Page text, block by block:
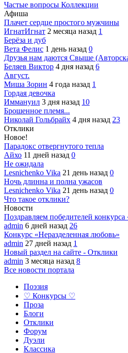
Частые вопросы Коллекции
Афиша
Плачет сердце простого мужчины
ИгнатИгнат 2 месяца назад 1
Берёза и дуб
Вета Фелис 1 день назад 0
Друзья нам даются Свыше
Беляев Виктор 4 дня назад 6
Август.
Миша Зорин 4 года назад 1
Гордая девочка
Иммануил 3 дня назад 10
Брошенное племя...
Николай Гольбрайх 4 дня назад 23
Отклики
Новое!
Парадокс отвергнутого тепла
Айхо 11 дней назад 0
Не ожидала
Lesnichenko Vika 21 день назад 0
Ночь длинна и полна ужасов
Lesnichenko Vika 21 день назад 0
Что такое отклики?
Новости
Поздравляем победителей
admin 6 дней назад 26
Конкурс «Неразделенная любовь»
admin 27 дней назад 1
Новый раздел на сайте - Отклики
admin 3 месяца назад 8
Все новости портала
Поэзия
♡ Конкурсы ♡
Проза
Блоги
Отклики
Форум
Дуэли
Классика